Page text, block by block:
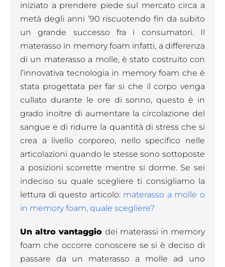
iniziato a prendere piede sul mercato circa a
metà degli anni ’90 riscuotendo fin da subito
un grande successo fra i consumatori. Il
materasso in memory foam infatti, a differenza
di un materasso a molle, è stato costruito con
l’innovativa tecnologia in memory foam che è
stata progettata per far si che il corpo venga
cullato durante le ore di sonno, questo è in
grado inoltre di aumentare la circolazione del
sangue e di ridurre la quantità di stress che si
crea a livello corporeo, nello specifico nelle
articolazioni quando le stesse sono sottoposte
a posizioni scorrette mentre si dorme. Se sei
indeciso su quale scegliere ti consigliamo la
lettura di questo articolo: materasso a molle o
in memory foam, quale scegliere?
Un altro vantaggio dei materassi in memory
foam che occorre conoscere se si è deciso di
passare da un materasso a molle ad uno